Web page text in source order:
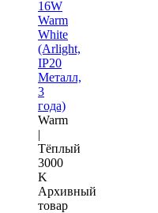
16W
Warm
White
(Arlight,
IP20
Металл,
3
года)
Warm
|
Тёплый
3000
K
Архивный
товар